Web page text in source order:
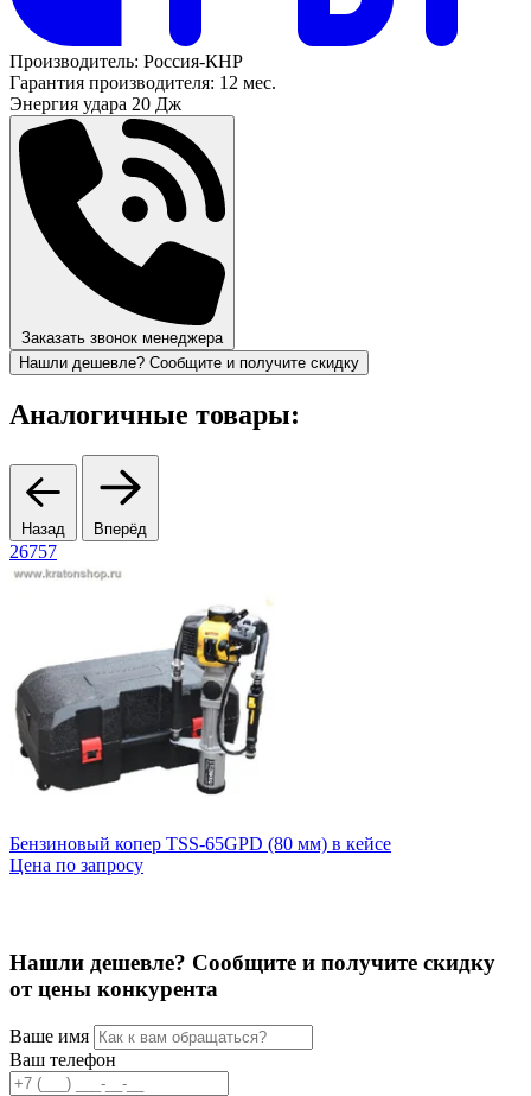
Производитель: Россия-КНР
Гарантия производителя: 12 мес.
Энергия удара 20 Дж
Заказать звонок менеджера
Нашли дешевле? Сообщите и получите скидку
Аналогичные товары:
Назад Вперёд
26757
Бензиновый копер TSS-65GPD (80 мм) в кейсе
Цена по запросу
Нашли дешевле? Сообщите и получите скидку
от цены конкурента
Ваше имя
Ваш телефон